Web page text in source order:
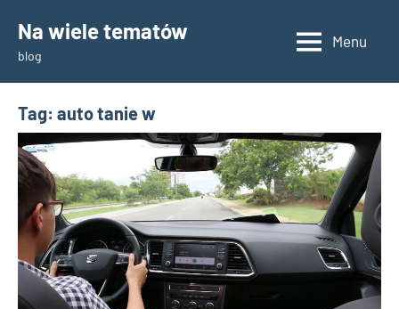
content
Na wiele tematów
blog
Menu
Tag: auto tanie w